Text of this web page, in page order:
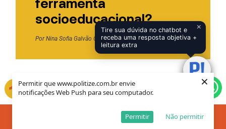
Permitir que www.politize.com.br envie
notificações Web Push para seu computador.
Não permitir
Permitir
×
socioeducacional?
PorNina Sofia Galvão Castro
Tire sua dúvida no chatbot e
receba uma resposta objetiva +
leitura extra
×